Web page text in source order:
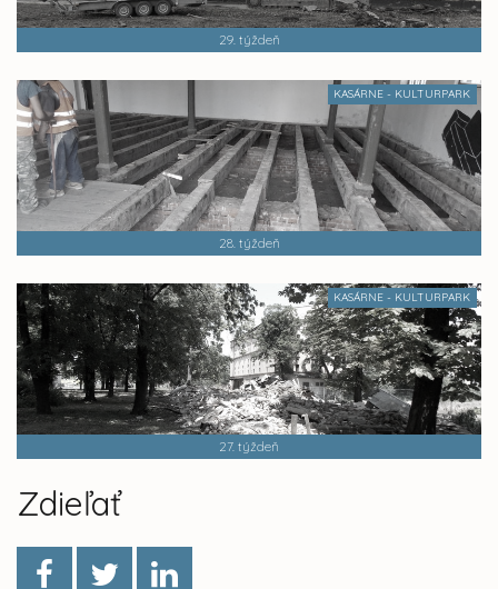
29. týždeň
KASÁRNE - KULTURPARK
28. týždeň
KASÁRNE - KULTURPARK
27. týždeň
Zdieľať